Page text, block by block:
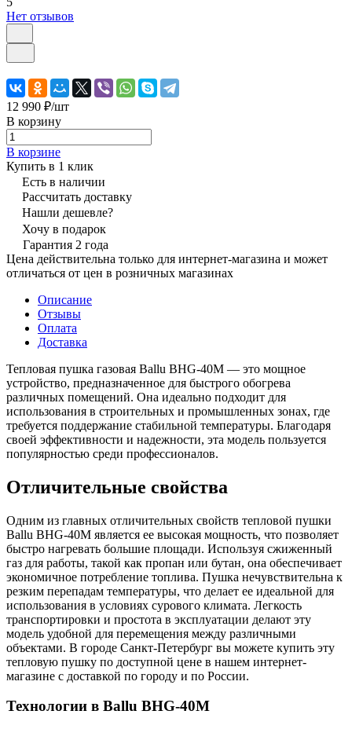
Нет отзывов
12 990 ₽/шт
В корзину
В корзине
Купить в 1 клик
Есть в наличии
Рассчитать доставку
Нашли дешевле?
Хочу в подарок
Гарантия 2 года
Цена действительна только для интернет-магазина и может
отличаться от цен в розничных магазинах
Описание
Отзывы
Оплата
Доставка
Тепловая пушка газовая Ballu BHG-40M — это мощное
устройство, предназначенное для быстрого обогрева
различных помещений. Она идеально подходит для
использования в строительных и промышленных зонах, где
требуется поддержание стабильной температуры. Благодаря
своей эффективности и надежности, эта модель пользуется
популярностью среди профессионалов.
Отличительные свойства
Одним из главных отличительных свойств тепловой пушки
Ballu BHG-40M является ее высокая мощность, что позволяет
быстро нагревать большие площади. Используя сжиженный
газ для работы, такой как пропан или бутан, она обеспечивает
экономичное потребление топлива. Пушка нечувствительна к
резким перепадам температуры, что делает ее идеальной для
использования в условиях сурового климата. Легкость
транспортировки и простота в эксплуатации делают эту
модель удобной для перемещения между различными
объектами. В городе Санкт-Петербург вы можете купить эту
тепловую пушку по доступной цене в нашем интернет-
магазине с доставкой по городу и по России.
Технологии в Ballu BHG-40M